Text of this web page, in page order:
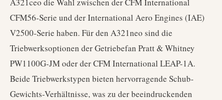
CFM56-Serie und der International Aero Engines (IAE)
V2500-Serie haben. Für den A321neo sind die
Triebwerksoptionen der Getriebefan Pratt & Whitney
PW1100G-JM oder der CFM International LEAP-1A.
Beide Triebwerkstypen bieten hervorragende Schub-
Gewichts-Verhältnisse, was zu der beeindruckenden